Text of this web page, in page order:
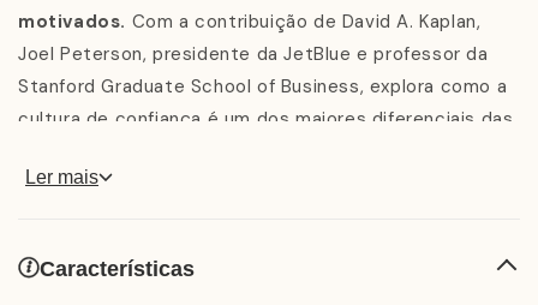
motivados. Com a contribuição de David A. Kaplan,
Joel Peterson, presidente da JetBlue e professor da
Stanford Graduate School of Business, explora como a
cultura de confiança é um dos maiores diferenciais das
uma empresa onde chefes e colegas confiam uns nos
faz o seu melhor. Assumir riscos e inovar se tornam a
Ler mais
Características